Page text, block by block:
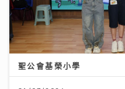
聖公會基榮小學